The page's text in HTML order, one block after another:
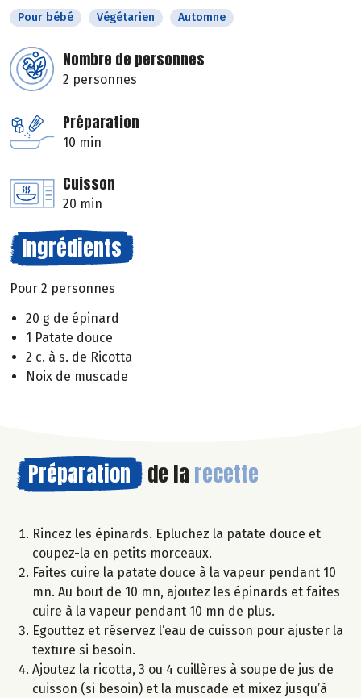
Pour bébé Végétarien Automne
Nombre de personnes
2 personnes
Préparation
10 min
Cuisson
20 min
Ingrédients
Pour 2 personnes
20 g de épinard
1 Patate douce
2 c. à s. de Ricotta
Noix de muscade
Préparation de la recette
Rincez les épinards. Epluchez la patate douce et
coupez-la en petits morceaux.
Faites cuire la patate douce à la vapeur pendant 10
mn. Au bout de 10 mn, ajoutez les épinards et faites
cuire à la vapeur pendant 10 mn de plus.
Egouttez et réservez l’eau de cuisson pour ajuster la
texture si besoin.
Ajoutez la ricotta, 3 ou 4 cuillères à soupe de jus de
cuisson (si besoin) et la muscade et mixez jusqu’à